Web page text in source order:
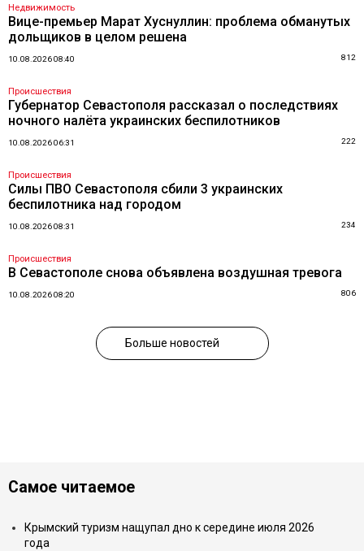
Недвижимость
Вице-премьер Марат Хуснуллин: проблема обманутых
дольщиков в целом решена
10.08.2026 08:40 812
Происшествия
Губернатор Севастополя рассказал о последствиях
ночного налёта украинских беспилотников
10.08.2026 06:31 222
Происшествия
Силы ПВО Севастополя сбили 3 украинских
беспилотника над городом
10.08.2026 08:31 234
Происшествия
В Севастополе снова объявлена воздушная тревога
10.08.2026 08:20 806
Больше новостей
Самое читаемое
Крымский туризм нащупал дно к середине июля 2026
года